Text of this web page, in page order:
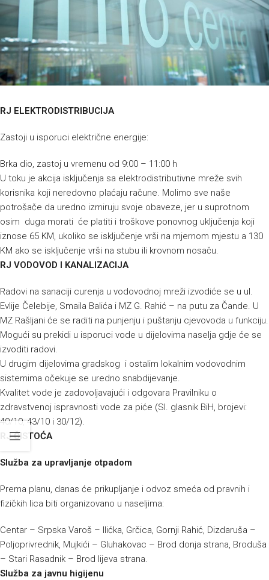
RJ ELEKTRODISTRIBUCIJA
Zastoji u isporuci električne energije:
Brka dio, zastoj u vremenu od 9:00 – 11:00 h
U toku je akcija isključenja sa elektrodistributivne mreže svih
korisnika koji neredovno plaćaju račune. Molimo sve naše
potrošače da uredno izmiruju svoje obaveze, jer u suprotnom
osim duga morati će platiti i troškove ponovnog uključenja koji
iznose 65 KM, ukoliko se isključenje vrši na mjernom mjestu a 130
KM ako se isključenje vrši na stubu ili krovnom nosaču.
RJ VODOVOD I KANALIZACIJA
Radovi na sanaciji curenja u vodovodnoj mreži izvodiće se u ul.
Evlije Čelebije, Smaila Balića i MZ G. Rahić – na putu za Čande. U
MZ Rašljani će se raditi na punjenju i puštanju cjevovoda u funkciju.
Mogući su prekidi u isporuci vode u dijelovima naselja gdje će se
izvoditi radovi.
U drugim dijelovima gradskog i ostalim lokalnim vodovodnim
sistemima očekuje se uredno snabdijevanje.
Kvalitet vode je zadovoljavajući i odgovara Pravilniku o
zdravstvenoj ispravnosti vode za piće (Sl. glasnik BiH, brojevi:
40/10, 43/10 i 30/12).
RJ ČISTOĆA
Služba za upravljanje otpadom
Prema planu, danas će prikupljanje i odvoz smeća od pravnih i
fizičkih lica biti organizovano u naseljima:
Centar – Srpska Varoš – Ilićka, Grčica, Gornji Rahić, Dizdaruša –
Poljoprivrednik, Mujkići – Gluhakovac – Brod donja strana, Broduša
– Stari Rasadnik – Brod lijeva strana.
Služba za javnu higijenu